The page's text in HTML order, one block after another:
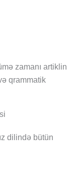
zamanı artiklin
qrammatik
dilində bütün